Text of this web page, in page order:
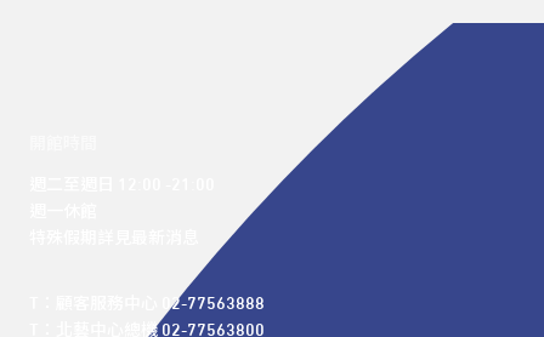
T：顧客服務中心 02-77563888
T：北藝中心總機 02-77563800